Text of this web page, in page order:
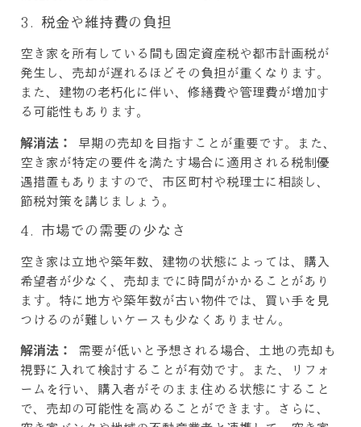
3. 税金や維持費の負担
空き家を所有している間も固定資産税や都市計画税が
発生し、売却が遅れるほどその負担が重くなります。
また、建物の老朽化に伴い、修繕費や管理費が増加す
る可能性もあります。
解消法：
早期の売却を目指すことが重要です。また、
空き家が特定の要件を満たす場合に適用される税制優
遇措置もありますので、市区町村や税理士に相談し、
節税対策を講じましょう。
4. 市場での需要の少なさ
空き家は立地や築年数、建物の状態によっては、購入
希望者が少なく、売却までに時間がかかることがあり
ます。特に地方や築年数が古い物件では、買い手を見
つけるのが難しいケースも少なくありません。
解消法：
需要が低いと予想される場合、土地の売却も
視野に入れて検討することが有効です。また、リフォ
ームを行い、購入者がそのまま住める状態にすること
で、売却の可能性を高めることができます。さらに、